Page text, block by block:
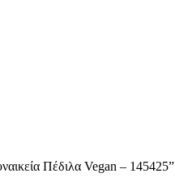
Πέδιλα Vegan – 145425”